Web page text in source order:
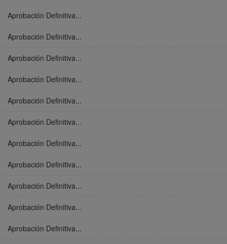
Aprobación Definitiva...
Aprobación Definitiva...
Aprobación Definitiva...
Aprobación Definitiva...
Aprobación Definitiva...
Aprobación Definitiva...
Aprobación Definitiva...
Aprobación Definitiva...
Aprobación Definitiva...
Aprobación Definitiva...
Aprobación Definitiva...